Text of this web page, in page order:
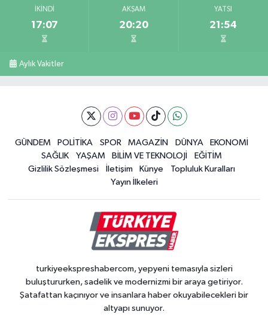
İKINDI
17:07
AKŞAM
20:20
YATSI
21:54
Aylık Vakitler
GÜNDEM POLİTİKA SPOR MAGAZİN DÜNYA
EKONOMİ
SAĞLIK
YAŞAM BİLİM VE TEKNOLOJİ
EĞİTİM
Gizlilik Sözleşmesi
İletişim Künye
Topluluk Kuralları
Yayın İlkeleri
turkiyeekspreshabercom, yepyeni temasıyla sizleri
buluştururken, sadelik ve modernizmi bir araya getiriyor.
Şatafattan kaçınıyor ve insanlara haber okuyabilecekleri bir
altyapı sunuyor.